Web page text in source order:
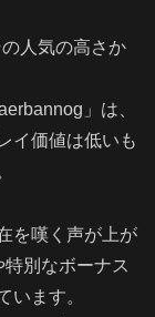
人気の高さか
」は、
イ価値は低いも
を嘆く声が上が
別なボーナス
います。